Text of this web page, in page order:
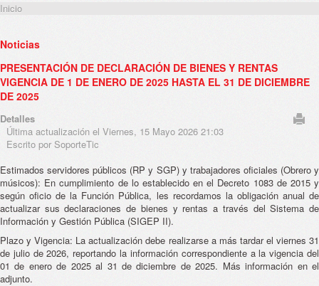
Inicio
Noticias
PRESENTACIÓN DE DECLARACIÓN DE BIENES Y RENTAS
VIGENCIA DE 1 DE ENERO DE 2025 HASTA EL 31 DE DICIEMBRE
DE 2025
Detalles
Última actualización el Viernes, 15 Mayo 2026 21:03
Escrito por SoporteTic
Estimados servidores públicos (RP y SGP) y trabajadores oficiales (Obrero y
músicos): En cumplimiento de lo establecido en el Decreto 1083 de 2015 y
según oficio de la Función Pública, les recordamos la obligación anual de
actualizar sus declaraciones de bienes y rentas a través del Sistema de
Información y Gestión Pública (SIGEP II).
Plazo y Vigencia: La actualización debe realizarse a más tardar el viernes 31
de julio de 2026, reportando la información correspondiente a la vigencia del
01 de enero de 2025 al 31 de diciembre de 2025. Más información en el
adjunto.